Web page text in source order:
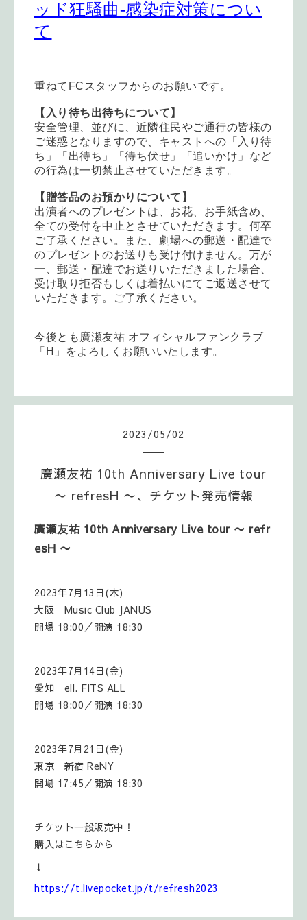
ッド狂騒曲-感染症対策につい
て
重ねて FC スタッフからのお願いです。
【入り待ち出待ちについて】
安全管理、並びに、近隣住民やご通行の皆様の
ご迷惑となりますので、キャストへの「入り待
ち」「出待ち」「待ち伏せ」「追いかけ」など
の行為は一切禁止させていただきます。
【贈答品のお預かりについて】
出演者へのプレゼントは、お花、お手紙含め、
全ての受付を中止とさせていただきます。何卒
ご了承ください。また、劇場への郵送・配達で
のプレゼントのお送りも受け付けません。万が
一、郵送・配達でお送りいただきました場合、
受け取り拒否もしくは着払いにてご返送させて
いただきます。ご了承ください。
今後とも廣瀬友祐 オフィシャルファンクラブ
「 H 」をよろしくお願いいたします。
2023 /05/02
廣瀬友祐 10th Anniversary Live tour
〜 refresH 〜、チケット発売情報
廣瀬友祐 10th Anniversary Live tour 〜 refr
esH 〜
2023年7月13日(木)
大阪 Music Club JANUS
開場 18:00／開演 18:30
2023年7月14日(金)
愛知 ell. FITS ALL
開場 18:00／開演 18:30
2023年7月21日(金)
東京 新宿 ReNY
開場 17:45／開演 18:30
チケット一般販売中！
購入はこちらから
↓
https://t.livepocket.jp/t/refresh2023